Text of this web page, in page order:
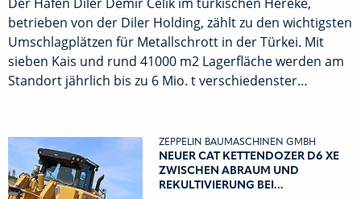
betrieben von der Diler Holding, zählt zu den wichtigsten
Umschlagplätzen für Metallschrott in der Türkei. Mit
sieben Kais und rund 41000 m2 Lagerfläche werden am
Standort jährlich bis zu 6 Mio. t verschiedenster…
ZEPPELIN BAUMASCHINEN GMBH
NEUER CAT KETTENDOZER D6 XE
ZWISCHEN ABRAUM UND
REKULTIVIERUNG BEI...